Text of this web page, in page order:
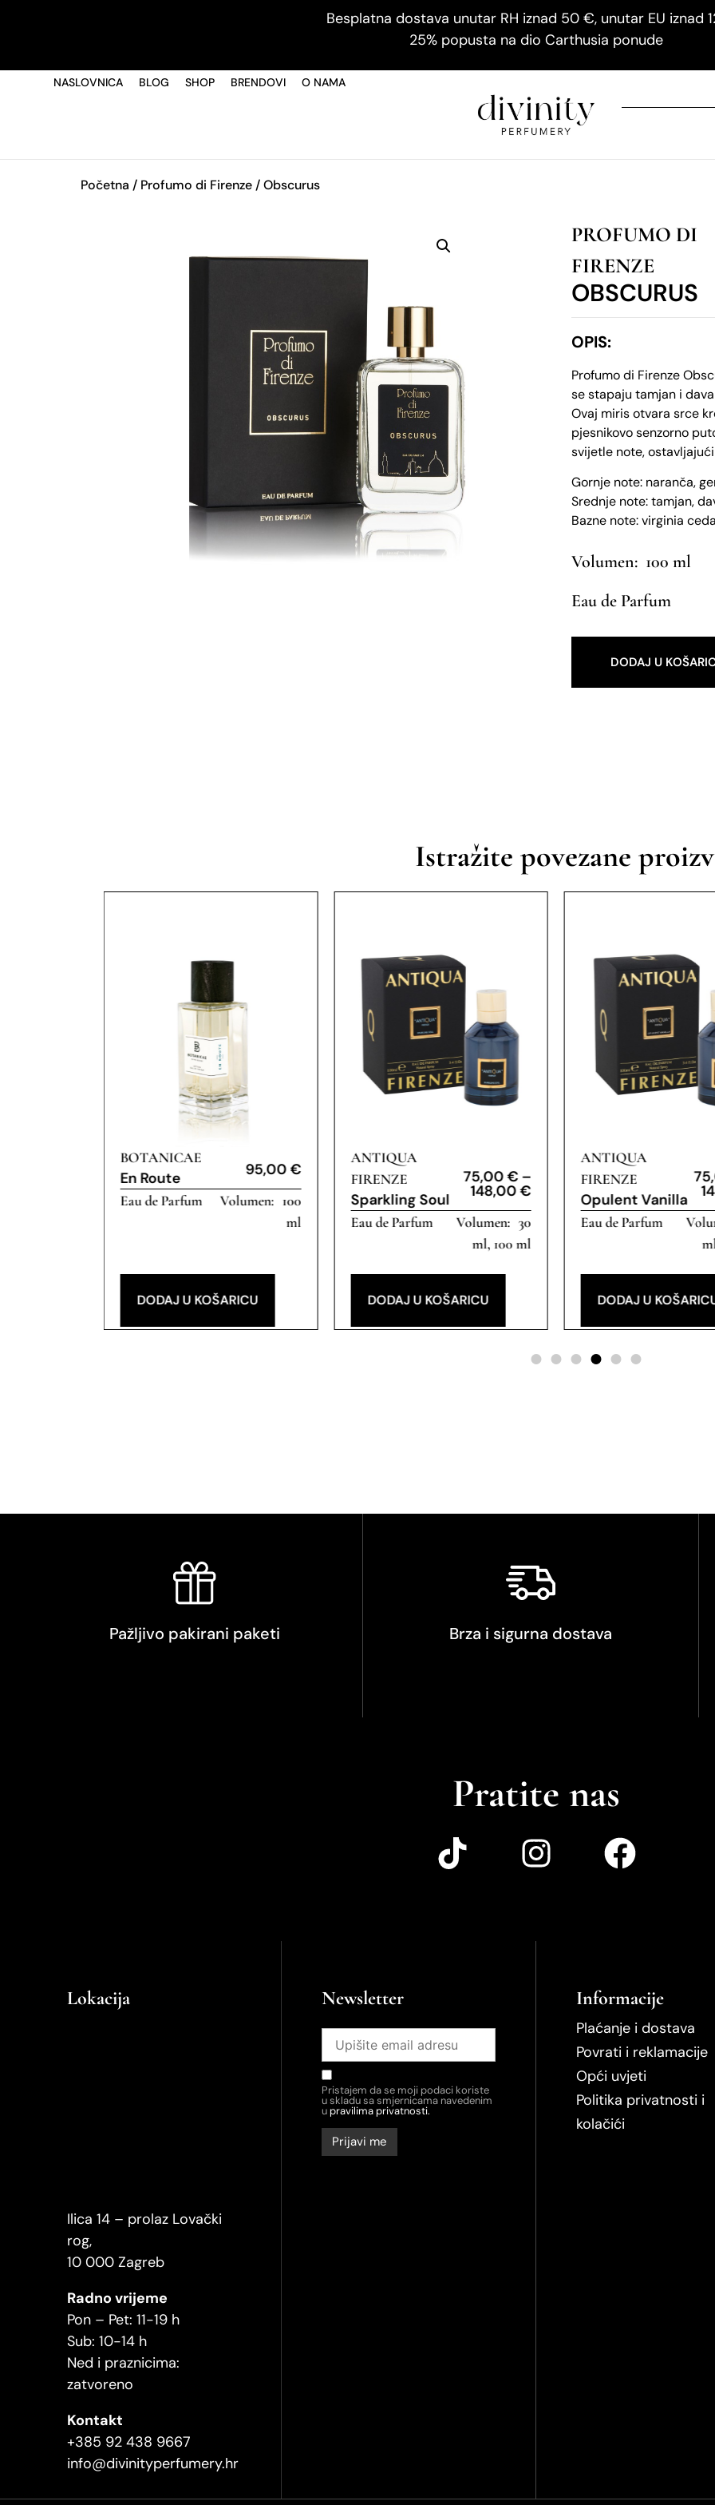
Besplatna dostava unutar RH iznad 50 €, unutar EU iznad
25% popusta na dio Carthusia ponude
NASLOVNICA BLOG SHOP BRENDOVI O NAMA
Početna / Profumo di Firenze/ Obscurus
PROFUMO DI
FIRENZE
OBSCURUS
OPIS:
Profumo di Firenze
se stapaju tamjan i
Ovaj miris otvara srce
pjesnikovo senzorno
svijetle note,
Gornje note: naranča,
Srednje note: tamjan,
Bazne note: virginia
100 ml
Eau de Parfum
DODAJ U
Istražite povezane
BOTANICAE
En Route 95,00 €
Eau de Parfum
100
ml
DODAJ U KOŠARICU
ANTIQUA
FIRENZE
Sparkling Soul
75,00€–
148,00€
Eau de Parfum
30
ml, 100 ml
DODAJ U KOŠARICU
ANTIQUA
FIRENZE
Opulent Vanilla
Eau de Parfum
DODAJ U
Pažljivo pakirani paketi Brza i sigurna dostava
Pratite nas
Lokacija
Ilica 14 – prolaz Lovački
rog,
10 000 Zagreb
Radno vrijeme
Pon – Pet: 11-19 h
Sub: 10-14 h
Ned i praznicima:
zatvoreno
Kontakt
+385 92 438 9667
info@divinityperfumery.hr
Newsletter
Pristajem da se moji podaci koriste
u skladu sa smjernicama navedenim
upravilima privatnosti.
Informacije
Plaćanje i dostava
Povrati i reklamacije
Opći uvjeti
Politika privatnosti i
kolačići